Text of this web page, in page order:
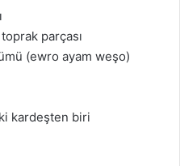
toprak parçası
(ewro ayam weşo)
kardeşten biri